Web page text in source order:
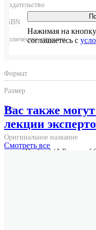
Издательство
ISBN
Количество страниц
Формат
Размер
Вес
Оригинальное название
The Goal (A Process of
Нажимая на
соглашаетесь с
Вас также могут
лекции
Смотреть все